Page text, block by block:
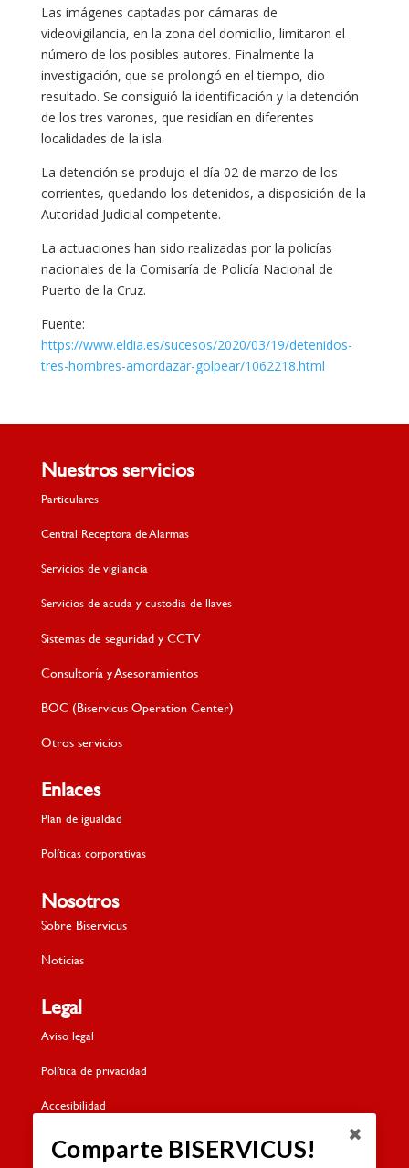
Las imágenes captadas por cámaras de
videovigilancia, en la zona del domicilio, limitaron el
número de los posibles autores. Finalmente la
investigación, que se prolongó en el tiempo, dio
resultado. Se consiguió la identificación y la detención
de los tres varones, que residían en diferentes
localidades de la isla.
La detención se produjo el día 02 de marzo de los
corrientes, quedando los detenidos, a disposición de la
Autoridad Judicial competente.
La actuaciones han sido realizadas por la policías
nacionales de la Comisaría de Policía Nacional de
Puerto de la Cruz.
Fuente:
https://www.eldia.es/sucesos/2020/03/19/detenidos-
tres-hombres-amordazar-golpear/1062218.html
Nuestros servicios
Particulares
Central Receptora de Alarmas
Servicios de vigilancia
Servicios de acuda y custodia de llaves
Sistemas de seguridad y CCTV
Consultoría y Asesoramientos
BOC (Biservicus Operation Center)
Otros servicios
Enlaces
Plan de igualdad
Políticas corporativas
Nosotros
Sobre Biservicus
Noticias
Legal
Aviso legal
Política de privacidad
Accesibilidad
Política de cookies
Comparte BISERVICUS!